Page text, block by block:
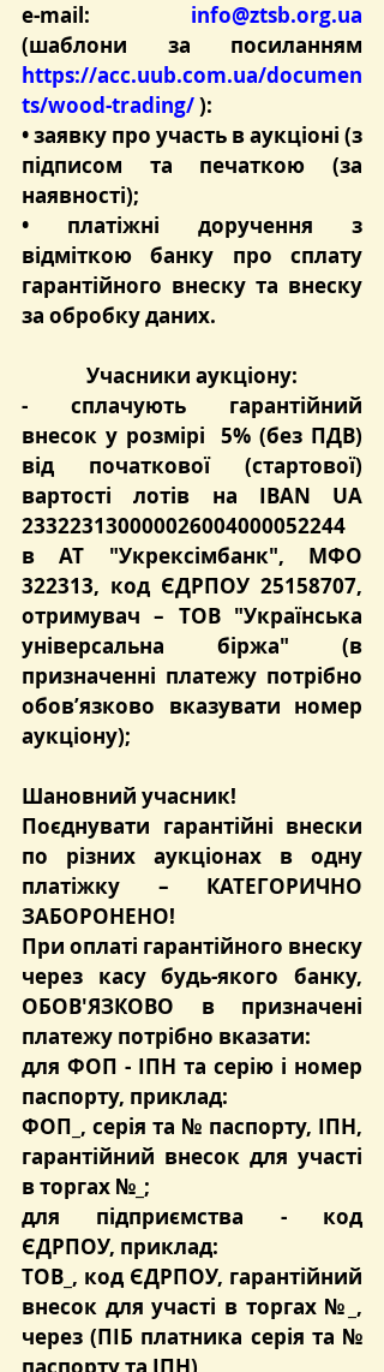
e-mail: info@ztsb.org.ua
https://acc.uub.com.ua/documen
ts/wood-trading/ ):
• заявку про участь в аукціоні (з
підписом та печаткою (за
наявності);
• платіжні доручення з
відміткою банку про сплату
гарантійного внеску та внеску
за обробку даних.
Учасники аукціону:
- сплачують гарантійний
внесок у розмірі 5% (без ПДВ)
від початкової (стартової)
вартості лотів на
233223130000026004000052244
в АТ "Укрексімбанк"
322313, код ЄДРПОУ 25158707,
отримувач – ТОВ "Українська
універсальна біржа" (в
призначенні платежу потрібно
обов’язково вказувати номер
аукціону);
Шановний учасник!
Поєднувати гарантійні внески
по різних аукціонах в одну
платіжку – КАТЕГОРИЧНО
ЗАБОРОНЕНО!
При оплаті гарантійного внеску
через касу будь-якого банку,
ОБОВ'ЯЗКОВО в призначені
платежу потрібно вказати:
для ФОП - ІПН та серію і номер
паспорту, приклад:
ФОП_, серія та № паспорту, ІПН,
гарантійний внесок для участі
в торгах №_;
для підприємства - код
ЄДРПОУ, приклад:
ТОВ_, код ЄДРПОУ, гарантійний
внесок для участі в торгах №_,
через (ПІБ платника серія та №